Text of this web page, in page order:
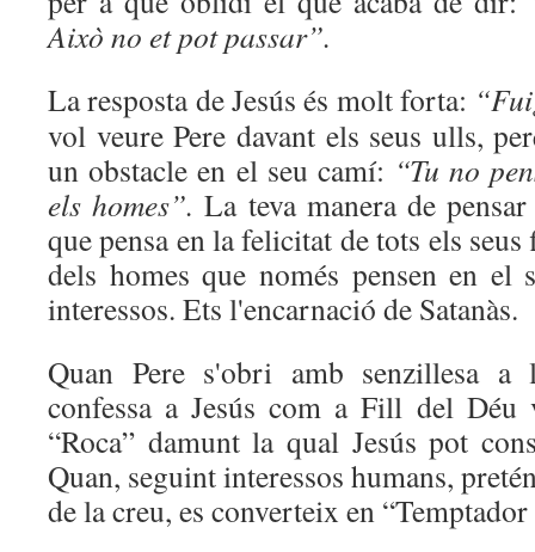
Això no et pot passar”.
La resposta de Jesús és molt forta:
vol veure Pere davant els seus ulls,
un obstacle en el seu camí: “Tu no
els homes”.La teva manera de
que pensa en la felicitat de tots els
dels homes que només pensen en el
interessos. Ets l'encarnació de Satanàs.
Quan Pere s'obri amb senzillesa a
confessa a Jesús com a Fill del
“Roca” damunt la qual Jesús pot
Quan, seguint interessos humans,
de la creu, es converteix en